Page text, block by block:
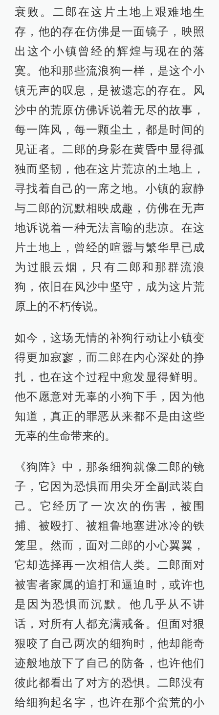
衰败。二郎在这片土地上艰难地生
存，他的存在仿佛是一面镜子，映照
出这个小镇曾经的辉煌与现在的落
寞。他和那些流浪狗一样，是这个小
镇无声的叹息，是被遗忘的存在。风
沙中的荒原仿佛诉说着无尽的故事，
每一阵风，每一颗尘土，都是时间的
见证者。二郎的身影在黄昏中显得孤
独而坚韧，他在这片荒凉的土地上，
寻找着自己的一席之地。小镇的寂静
与二郎的沉默相映成趣，仿佛在无声
地诉说着一种无法言喻的悲凉。在这
片土地上，曾经的喧嚣与繁华早已成
为过眼云烟，只有二郎和那群流浪
狗，依旧在风沙中坚守，成为这片荒
原上的不朽传说。
如今，这场无情的补狗行动让小镇变
得更加寂寥，而二郎在内心深处的挣
扎，也在这个过程中愈发显得鲜明。
他不愿意对无辜的小狗下手，因为他
知道，真正的罪恶从来都不是由这些
无辜的生命带来的。
《狗阵》中，那条细狗就像二郎的镜
子，它因为恐惧而用尖牙全副武装自
己。它经历了一次次的伤害，被围
捕、被殴打、被粗鲁地塞进冰冷的铁
笼里。然而，面对二郎的小心翼翼，
它却选择再一次相信人类。二郎面对
被害者家属的追打和逼迫时，或许也
是因为恐惧而沉默。他几乎从不讲
话，对所有人都充满戒备。但面对狠
狠咬了自己两次的细狗时，他却能奇
迹般地放下了自己的防备，也许他们
彼此都看出了对方的恐惧。二郎没有
给细狗起名字，也许在那个蛮荒的小